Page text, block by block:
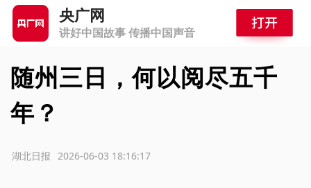
央广网
讲好中国故事 传播中国声音
随州三日，何以阅尽五千
年？
2026-06-03 18:16:17
湖北日报